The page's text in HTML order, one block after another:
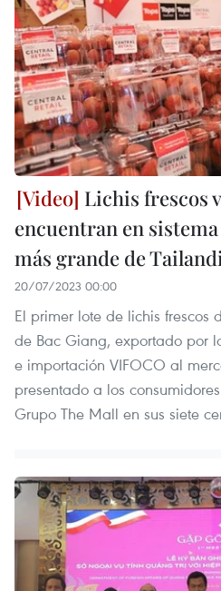
Lichis frescos
encuentran en
más grande de
20/07/2023 00:00
El primer lote de lichis
de Bac Giang, exportado por
e importación VIFOCO al
presentado a los
Grupo The Mall en sus siete